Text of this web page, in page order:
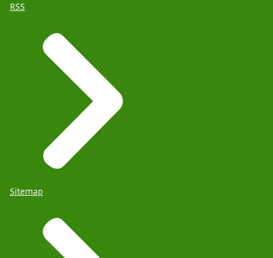
RSS
Sitemap